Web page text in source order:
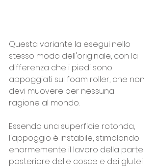
Questa variante la esegui nello
stesso modo dell'originale, con la
differenza che i piedi sono
appoggiati sul foam roller, che non
devi muovere per nessuna
ragione al mondo.
Essendo una superficie rotonda,
l'appoggio è instabile, stimolando
enormemente il lavoro della parte
posteriore delle cosce e dei glutei.